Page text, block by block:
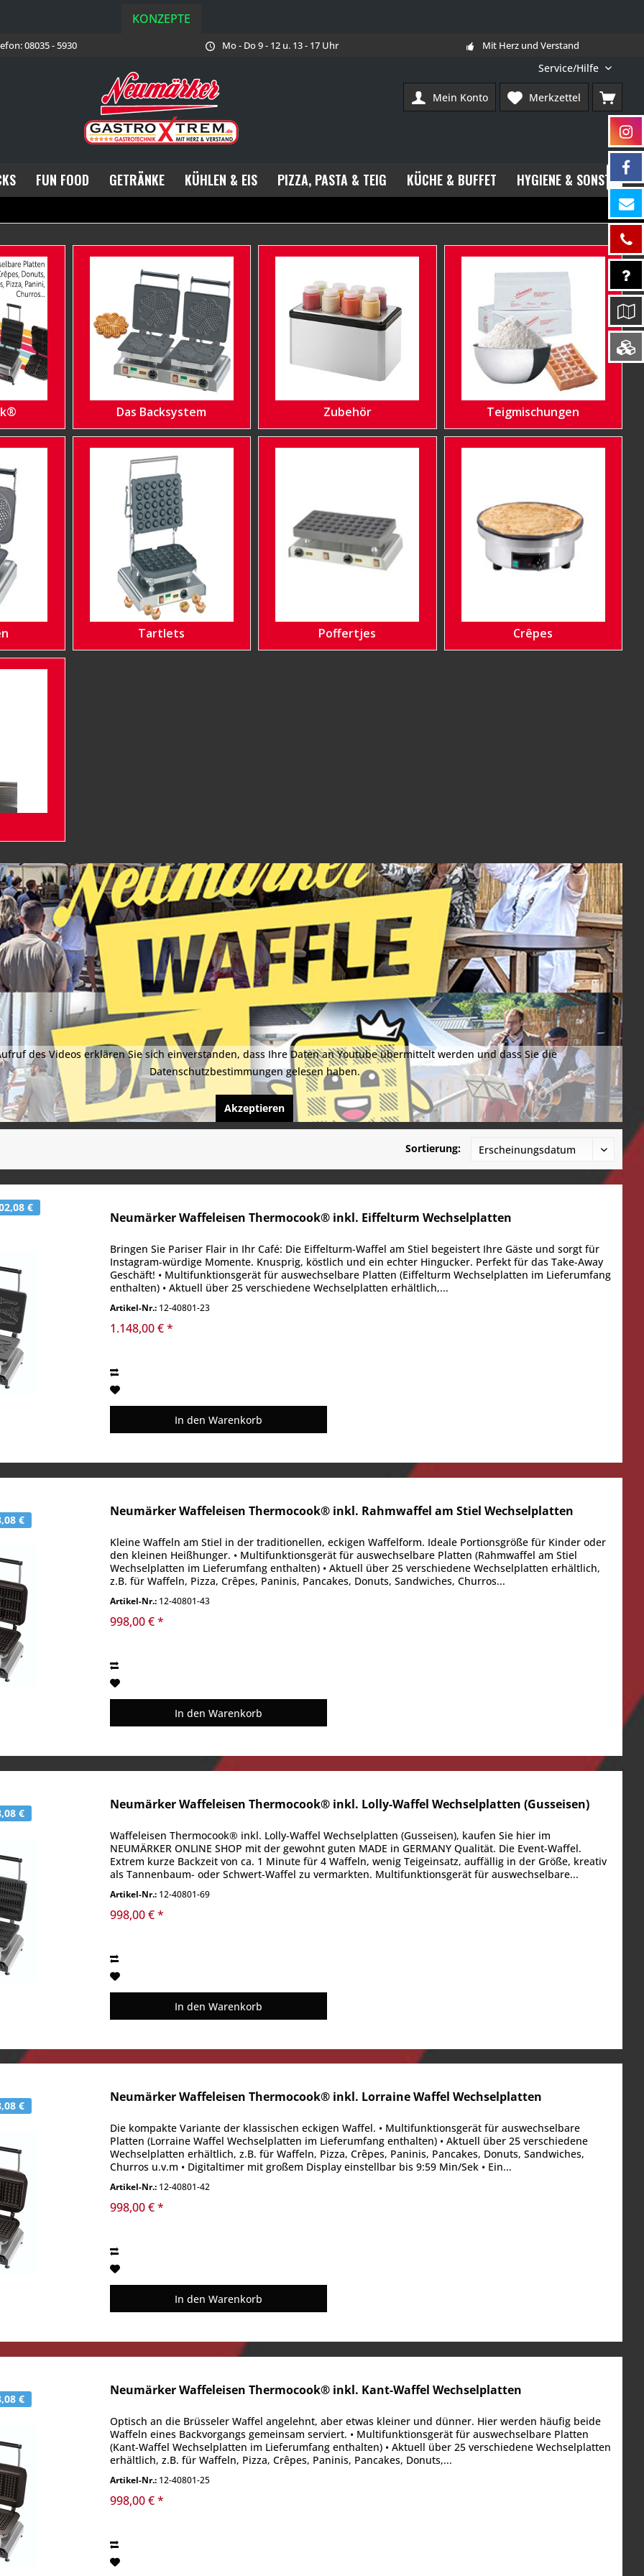
KONZEPTE
08035 - 5930 Mo - Do 9 - 12 u. 13 - 17 Uhr Mit Herz und Verstand
Service/Hilfe
Merkzettel
Mein Konto
FUN FOOD GETRÄNKE KÜHLEN & EIS PIZZA, PASTA & TEIG KÜCHE & BUFFET HYGIENE & SONSTIGES
Das Backsystem Zubehör Teigmischungen
Tartlets Poffertjes Crêpes
des Videos erklären Sie sich einverstanden, dass Ihre Daten an Youtube übermittelt werden und dass Sie die
Datenschutzbestimmungen gelesen haben.
Akzeptieren
Sortierung:
€
Neumärker Waffeleisen Thermocook® inkl. Eiffelturm Wechselplatten
Bringen Sie Pariser Flair in Ihr Café: Die Eiffelturm-Waffel am Stiel begeistert Ihre Gäste und sorgt für
Instagram-würdige Momente. Knusprig, köstlich und ein echter Hingucker. Perfekt für das Take-Away
Geschäft! • Multifunktionsgerät für auswechselbare Platten (Eiffelturm Wechselplatten im Lieferumfang
enthalten) • Aktuell über 25 verschiedene Wechselplatten erhältlich,...
Artikel-Nr.: 12-40801-23
1.148,00 € *
In den Warenkorb
€
Neumärker Waffeleisen Thermocook® inkl. Rahmwaffel am Stiel Wechselplatten
Kleine Waffeln am Stiel in der traditionellen, eckigen Waffelform. Ideale Portionsgröße für Kinder oder
den kleinen Heißhunger. • Multifunktionsgerät für auswechselbare Platten (Rahmwaffel am Stiel
Wechselplatten im Lieferumfang enthalten) • Aktuell über 25 verschiedene Wechselplatten erhältlich,
z.B. für Waffeln, Pizza, Crêpes, Paninis, Pancakes, Donuts, Sandwiches, Churros...
Artikel-Nr.: 12-40801-43
998,00 € *
In den Warenkorb
€
Neumärker Waffeleisen Thermocook® inkl. Lolly-Waffel Wechselplatten (Gusseisen)
Waffeleisen Thermocook® inkl. Lolly-Waffel Wechselplatten (Gusseisen), kaufen Sie hier im
NEUMÄRKER ONLINE SHOP mit der gewohnt guten MADE in GERMANY Qualität. Die Event-Waffel.
Extrem kurze Backzeit von ca. 1 Minute für 4 Waffeln, wenig Teigeinsatz, auffällig in der Größe, kreativ
als Tannenbaum- oder Schwert-Waffel zu vermarkten. Multifunktionsgerät für auswechselbare...
Artikel-Nr.: 12-40801-69
998,00 € *
In den Warenkorb
€
Neumärker Waffeleisen Thermocook® inkl. Lorraine Waffel Wechselplatten
Die kompakte Variante der klassischen eckigen Waffel. • Multifunktionsgerät für auswechselbare
Platten (Lorraine Waffel Wechselplatten im Lieferumfang enthalten) • Aktuell über 25 verschiedene
Wechselplatten erhältlich, z.B. für Waffeln, Pizza, Crêpes, Paninis, Pancakes, Donuts, Sandwiches,
Churros u.v.m • Digitaltimer mit großem Display einstellbar bis 9:59 Min/Sek • Ein...
Artikel-Nr.: 12-40801-42
998,00 € *
In den Warenkorb
€
Neumärker Waffeleisen Thermocook® inkl. Kant-Waffel Wechselplatten
Optisch an die Brüsseler Waffel angelehnt, aber etwas kleiner und dünner. Hier werden häufig beide
Waffeln eines Backvorgangs gemeinsam serviert. • Multifunktionsgerät für auswechselbare Platten
(Kant-Waffel Wechselplatten im Lieferumfang enthalten) • Aktuell über 25 verschiedene Wechselplatten
erhältlich, z.B. für Waffeln, Pizza, Crêpes, Paninis, Pancakes, Donuts,...
Artikel-Nr.: 12-40801-25
998,00 € *